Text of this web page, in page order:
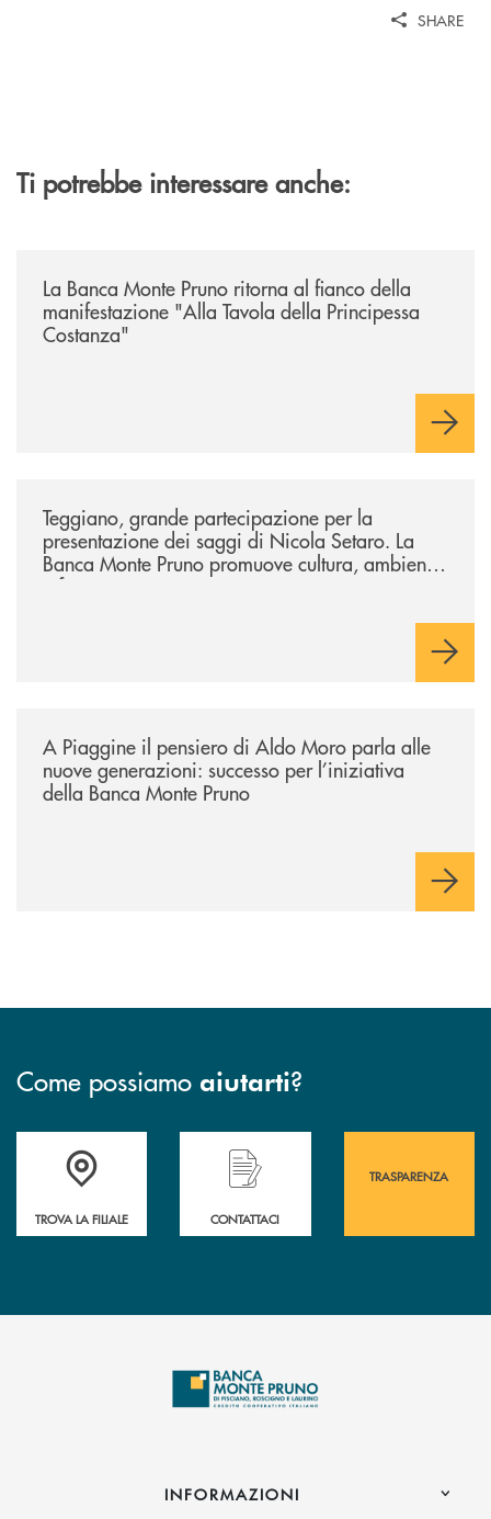
SHARE
Ti potrebbe interessare anche:
La Banca Monte Pruno ritorna al fianco della
manifestazione "Alla Tavola della Principessa
Costanza"
Teggiano, grande partecipazione per la
presentazione dei saggi di Nicola Setaro. La
Banca Monte Pruno promuove cultura, ambiente
e futuro
A Piaggine il pensiero di Aldo Moro parla alle
nuove generazioni: successo per l’iniziativa
della Banca Monte Pruno
Come possiamo aiutarti?
Accedi all' elenco completo&nbsp; delle&nbsp; filiali&nbsp; di Banca
TROVA LA FILIALE
Hai bisogno di assistenza immediata?
CONTATTACI
TRASPARENZA
INFORMAZIONI